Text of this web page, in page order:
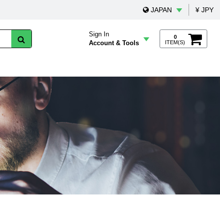
JAPAN ¥ JPY
Sign In
Account & Tools
0
ITEM(S)